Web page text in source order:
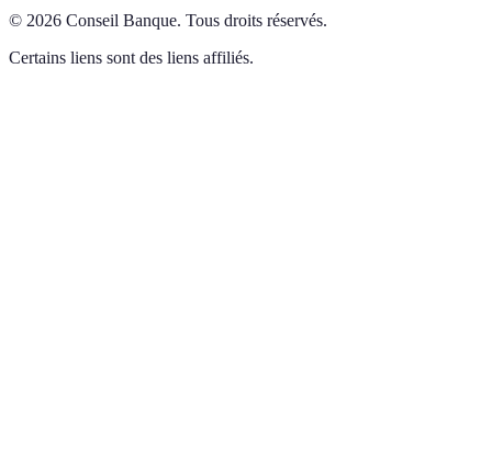
© 2026 Conseil Banque. Tous droits réservés.
Certains liens sont des liens affiliés.